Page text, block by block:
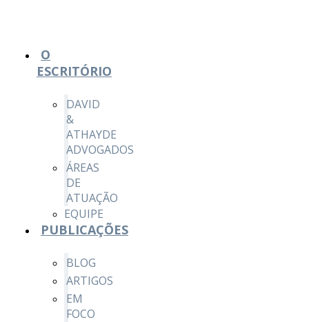
O
ESCRITÓRIO
DAVID
&
ATHAYDE
ADVOGADOS
ÁREAS
DE
ATUAÇÃO
EQUIPE
PUBLICAÇÕES
BLOG
ARTIGOS
EM
FOCO